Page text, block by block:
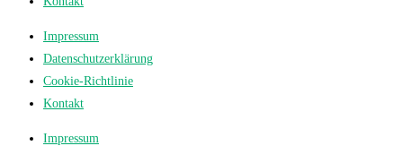
Impressum
Datenschutzerklärung
Cookie-Richtlinie
Kontakt
Impressum